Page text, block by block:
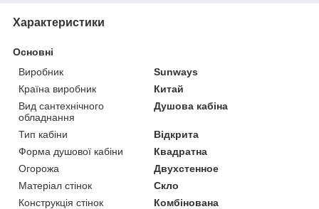
Характеристики
Основні
Виробник
Sunways
Країна виробник
Китай
Вид сантехнічного
обладнання
Душова кабіна
Тип кабіни
Відкрита
Форма душової кабіни
Квадратна
Огорожа
Двухстенное
Матеріал стінок
Скло
Конструкція стінок
Комбінована